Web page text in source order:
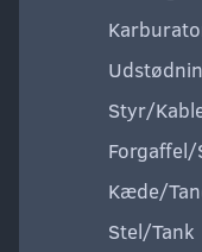
Styr/
Kæde/
Stel/Tank